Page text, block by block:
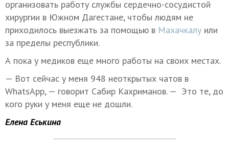
организовать работу службы сердечно-сосудистой
хирургии в Южном Дагестане, чтобы людям не
приходилось выезжать за помощью в Махачкалу или
за пределы республики.
А пока у медиков еще много работы на своих местах.
— Вот сейчас у меня 948 неоткрытых чатов в
WhatsApp, — говорит Сабир Кахриманов. — Это те, до
кого руки у меня еще не дошли.
Елена Еськина